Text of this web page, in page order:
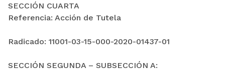
SECCIÓN CUARTA
Referencia: Acción de Tutela
Radicado: 11001-03-15-000-2020-01437-01
SECCIÓN SEGUNDA – SUBSECCIÓN A: